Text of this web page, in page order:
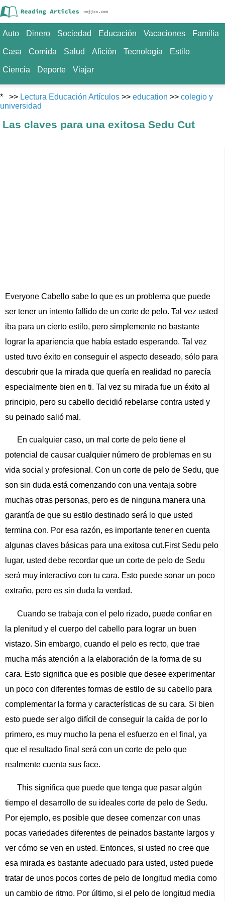
Auto Dinero Sociedad Educación Vacaciones Familia
Casa Comida Salud Afición Tecnología Estilo
Ciencia Deporte Viajar
* >> Lectura Educación Artículos >> education >> colegio y
universidad
Las claves para una exitosa Sedu Cut
Everyone Cabello sabe lo que es un problema que puede
ser tener un intento fallido de un corte de pelo. Tal vez usted
iba para un cierto estilo, pero simplemente no bastante
lograr la apariencia que había estado esperando. Tal vez
usted tuvo éxito en conseguir el aspecto deseado, sólo para
descubrir que la mirada que quería en realidad no parecía
especialmente bien en ti. Tal vez su mirada fue un éxito al
principio, pero su cabello decidió rebelarse contra usted y
su peinado salió mal.
En cualquier caso, un mal corte de pelo tiene el
potencial de causar cualquier número de problemas en su
vida social y profesional. Con un corte de pelo de Sedu, que
son sin duda está comenzando con una ventaja sobre
muchas otras personas, pero es de ninguna manera una
garantía de que su estilo destinado será lo que usted
termina con. Por esa razón, es importante tener en cuenta
algunas claves básicas para una exitosa cut.First Sedu pelo
lugar, usted debe recordar que un corte de pelo de Sedu
será muy interactivo con tu cara. Esto puede sonar un poco
extraño, pero es sin duda la verdad.
Cuando se trabaja con el pelo rizado, puede confiar en
la plenitud y el cuerpo del cabello para lograr un buen
vistazo. Sin embargo, cuando el pelo es recto, que trae
mucha más atención a la elaboración de la forma de su
cara. Esto significa que es posible que desee experimentar
un poco con diferentes formas de estilo de su cabello para
complementar la forma y características de su cara. Si bien
esto puede ser algo difícil de conseguir la caída de por lo
primero, es muy mucho la pena el esfuerzo en el final, ya
que el resultado final será con un corte de pelo que
realmente cuenta sus face.
This significa que puede que tenga que pasar algún
tiempo el desarrollo de su ideales corte de pelo de Sedu.
Por ejemplo, es posible que desee comenzar con unas
pocas variedades diferentes de peinados bastante largos y
ver cómo se ven en usted. Entonces, si usted no cree que
esa mirada es bastante adecuado para usted, usted puede
tratar de unos pocos cortes de pelo de longitud media como
un cambio de ritmo. Por último, si el pelo de longitud media